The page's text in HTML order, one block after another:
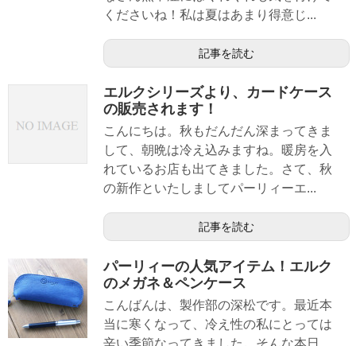
くださいね！私は夏はあまり得意じ...
記事を読む
エルクシリーズより、カードケース
の販売されます！
こんにちは。秋もだんだん深まってきま
して、朝晩は冷え込みますね。暖房を入
れているお店も出てきました。さて、秋
の新作といたしましてパーリィーエ...
記事を読む
パーリィーの人気アイテム！エルク
のメガネ＆ペンケース
こんばんは、製作部の深松です。最近本
当に寒くなって、冷え性の私にとっては
辛い季節なってきました。そんな本日